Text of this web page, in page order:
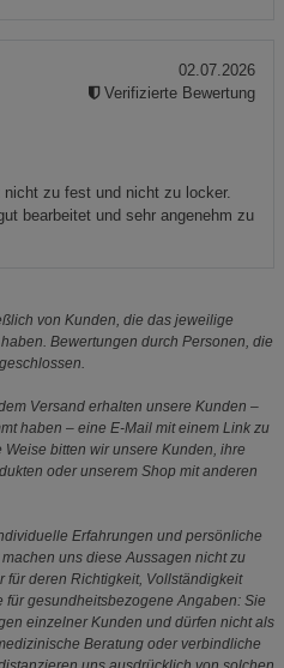
zu fest und nicht zu locker.
bearbeitet und sehr angenehm zu
02.07.2026
Verifizierte Bewertung
von Kunden, die das jeweilige
Bewertungen durch Personen, die
Versand erhalten unsere Kunden –
haben – eine E-Mail mit einem Link zu
bitten wir unsere Kunden, ihre
oder unserem Shop mit anderen
Erfahrungen und persönliche
uns diese Aussagen nicht zu
deren Richtigkeit, Vollständigkeit
gesundheitsbezogene Angaben: Sie
einzelner Kunden und dürfen nicht als
Beratung oder verbindliche